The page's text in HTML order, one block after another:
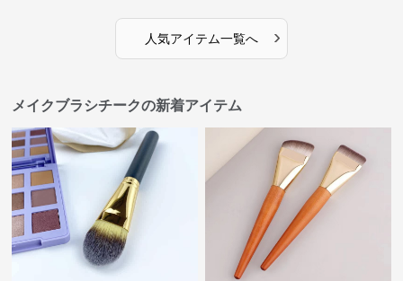
人気アイテム一覧へ ›
メイクブラシチークの新着アイテム